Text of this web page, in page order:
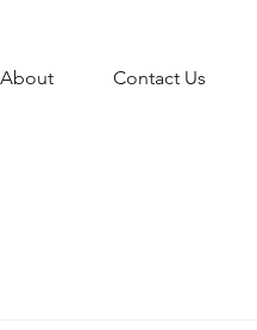
About Contact Us